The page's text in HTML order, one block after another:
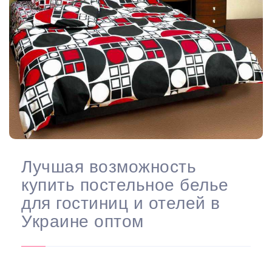
Лучшая возможность
купить постельное белье
для гостиниц и отелей в
Украине оптом